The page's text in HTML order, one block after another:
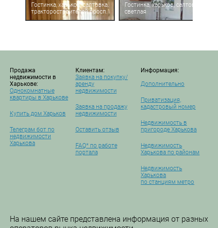
Гостинка, харьков, салтовка,
тракторостроителей просп.
Гостинка, харьков, салтовка,
светлая
Продажа
недвижимости в
Харькове:
Однокомнатные
квартиры в Харькове
Купить дом Харьков
Телеграм бот по
недвижимости
Харькова
Клиентам:
Заявка на покупку/
аренду
недвижимости
Заявка на продажу
недвижимости
Оставить отзыв
FAQ* по работе
портала
Информация:
Дополнительно
Приватизация,
кадастровый номер
Недвижимость в
пригороде Харькова
Недвижимость
Харькова по районам
Недвижимость
Харькова
по станциям метро
На нашем сайте представлена информация от разных